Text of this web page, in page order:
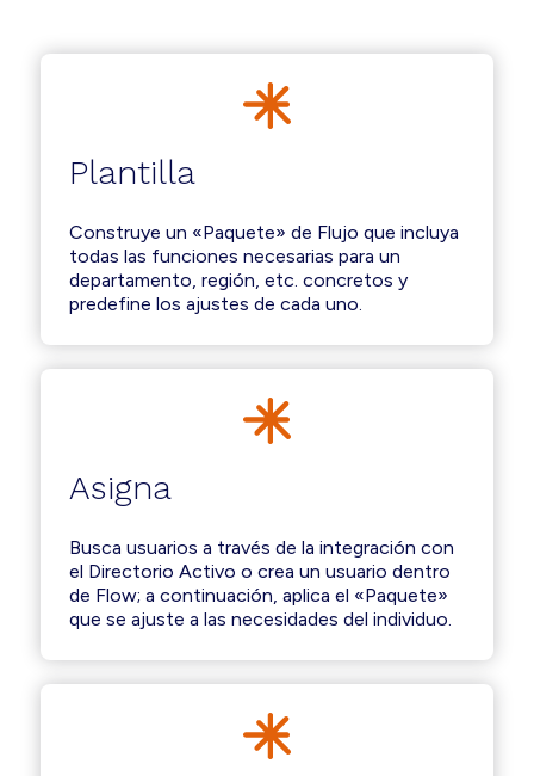
Plantilla
Construye un «Paquete» de Flujo que incluya
todas las funciones necesarias para un
departamento, región, etc. concretos y
predefine los ajustes de cada uno.
Asigna
Busca usuarios a través de la integración con
el Directorio Activo o crea un usuario dentro
de Flow; a continuación, aplica el «Paquete»
que se ajuste a las necesidades del individuo.